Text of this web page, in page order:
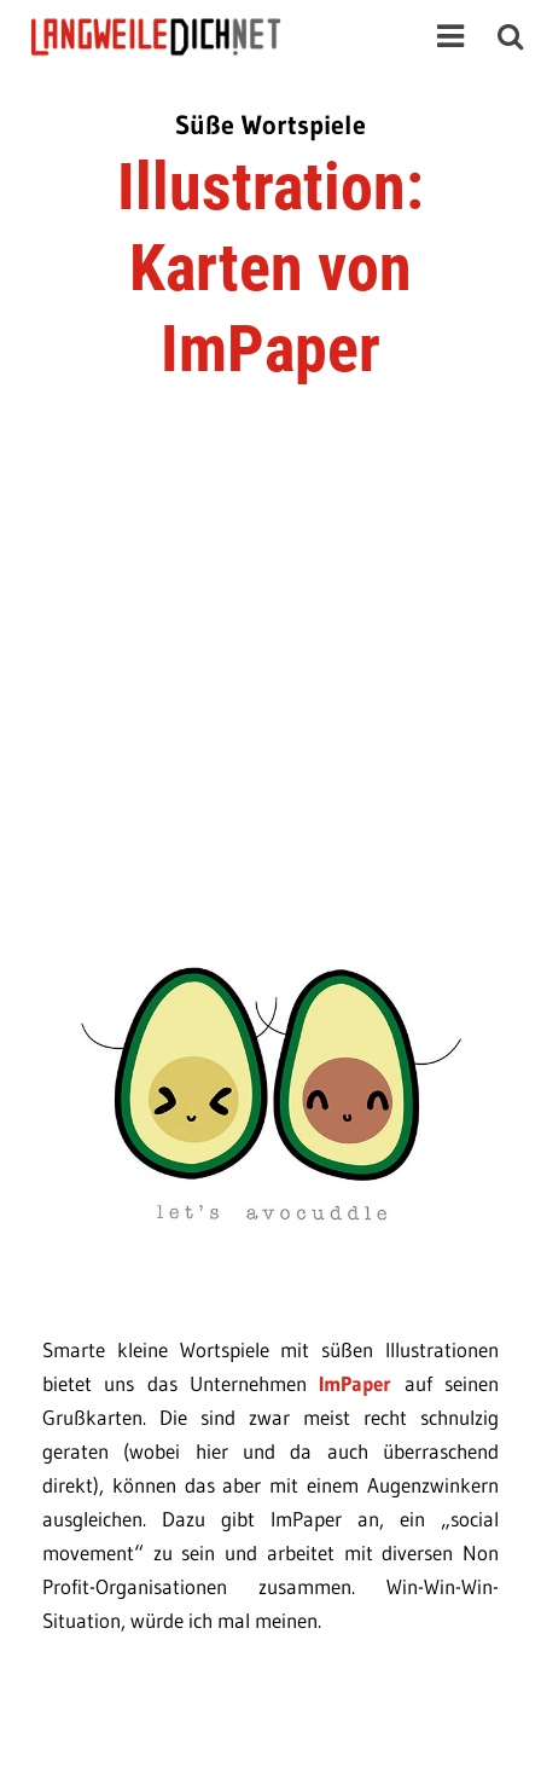
Süße Wortspiele
Illustration:
Karten von
ImPaper
Smarte kleine Wortspiele mit süßen Illustrationen
bietet uns das Unternehmen ImPaper auf seinen
Grußkarten. Die sind zwar meist recht schnulzig
geraten (wobei hier und da auch überraschend
direkt), können das aber mit einem Augenzwinkern
ausgleichen. Dazu gibt ImPaper an, ein „social
movement“ zu sein und arbeitet mit diversen Non
Profit-Organisationen zusammen. Win-Win-Win-
Situation, würde ich mal meinen.